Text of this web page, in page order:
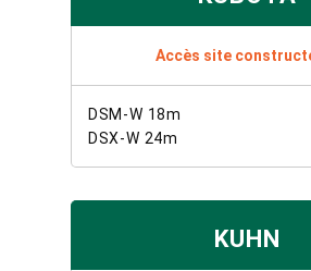
Accès site
DSM-W 18m
DSX-W 24m
KUHN